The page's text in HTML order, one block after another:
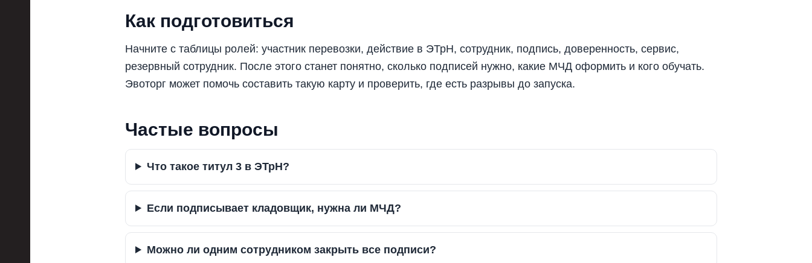
Как подготовиться
Начните с таблицы ролей: участник перевозки, действие в ЭТрН, сотрудник, подпись, доверенность, сервис,
резервный сотрудник. После этого станет понятно, сколько подписей нужно, какие МЧД оформить и кого обучать.
Эвоторг может помочь составить такую карту и проверить, где есть разрывы до запуска.
Частые вопросы
Что такое титул 3 в ЭТрН?
Если подписывает кладовщик, нужна ли МЧД?
Можно ли одним сотрудником закрыть все подписи?